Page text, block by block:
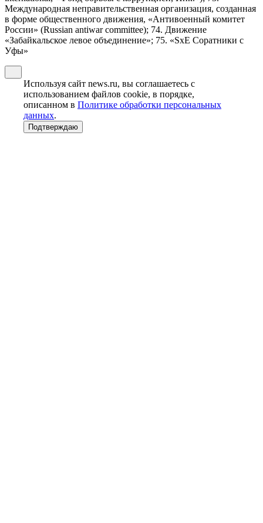
Международная неправительственная организация, созданная
в форме общественного движения, «Антивоенный комитет
России» (Russian antiwar committee); 74. Движение
«Забайкальское левое объединение»; 75. «SxE Соратники с
Уфы»
Используя сайт news.ru, вы соглашаетесь с
использованием файлов cookie, в порядке,
описанном в Политике обработки персональных
данных.
Подтверждаю